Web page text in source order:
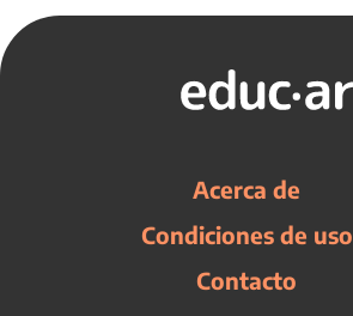
Acerca de
Condiciones de uso
Contacto